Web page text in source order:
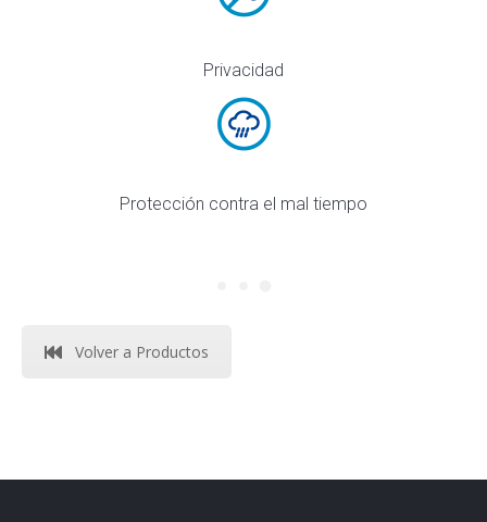
Privacidad
Protección contra el mal tiempo
Volver a Productos